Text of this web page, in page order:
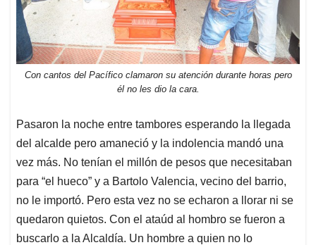
Con cantos del Pacífico clamaron su atención durante horas pero
él no les dio la cara.
Pasaron la noche entre tambores esperando la llegada
del alcalde pero amaneció y la indolencia mandó una
vez más. No tenían el millón de pesos que necesitaban
para “el hueco” y a Bartolo Valencia, vecino del barrio,
no le importó. Pero esta vez no se echaron a llorar ni se
quedaron quietos. Con el ataúd al hombro se fueron a
buscarlo a la Alcaldía. Un hombre a quien no lo